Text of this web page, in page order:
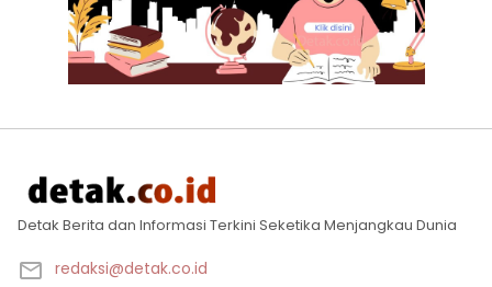
Detak Berita dan Informasi Terkini Seketika Menjangkau Dunia
redaksi@detak.co.id